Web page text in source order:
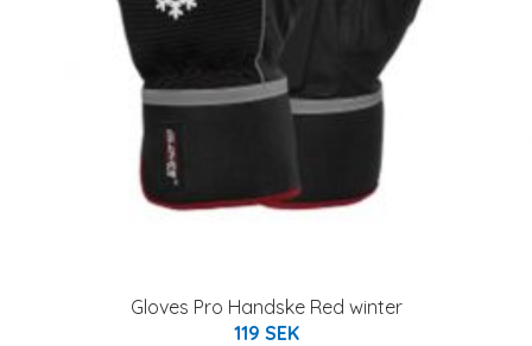
Gloves Pro Handske Red winter
119 SEK